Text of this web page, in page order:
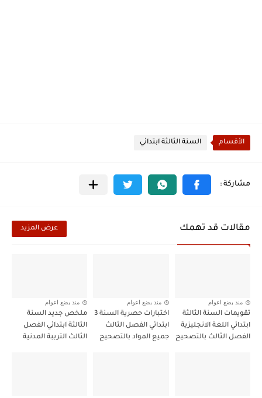
الأقسام السنة الثالثة ابتدائي
مقالات قد تهمك عرض المزيد
منذ بضع اعوام
تقويمات السنة الثالثة
ابتدائي اللغة الانجليزية
الفصل الثالث بالتصحيح
منذ بضع اعوام
اختبارات حصرية السنة 3
ابتدائي الفصل الثالث
جميع المواد بالتصحيح
منذ بضع اعوام
ملخص جديد السنة
الثالثة ابتدائي الفصل
الثالث الترببة المدنية